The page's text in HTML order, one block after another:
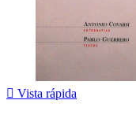
 Vista rápida